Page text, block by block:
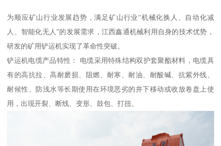
为顺应矿山行业发展趋势，满足矿山行业“机械化换人、自动化减
人、智能化无人”的发展需求，江西鑫通机械利用自身的技术优势，
研发的矿用铲运机实现了革命性突破。
铲运机电缆产品特性： 电缆采用特殊结构双护套聚酯材料，电缆具
有的高抗拉、高耐磨损、阻燃、耐寒、耐油、耐酸碱、抗紫外线、
耐候性、防浅水等长期使用在环境恶劣的井下移动或收放卷盘上使
用，出现开裂、断线、变形、鼓包、打扭。